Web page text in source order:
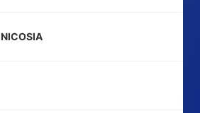
NICOSIA